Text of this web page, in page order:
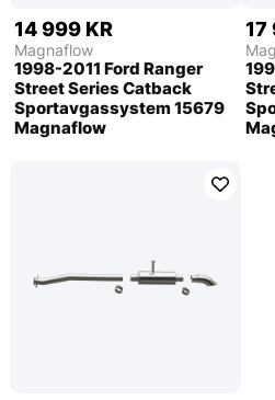
14 999 KR
Magnaflow
1998-2011 Ford Ranger
Street Series Catback
Sportavgassystem 15679
Magnaflow
17